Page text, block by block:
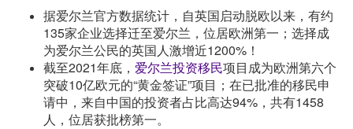
据爱尔兰官方数据统计，自英国启动脱欧以来，有约
135家企业选择迁至爱尔兰，位居欧洲第一；选择成
为爱尔兰公民的英国人激增近1200%！
截至2021年底， 爱尔兰投资移民项目成为欧洲第六个
突破10亿欧元的“黄金签证”项目；在已批准的移民申
请中，来自中国的投资者占比高达94%，共有1458
人，位居获批榜第一。